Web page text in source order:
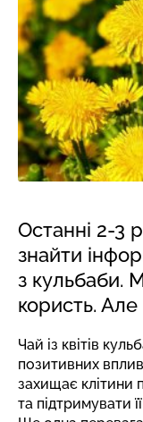
Останні 2-3
знайти
з кульбаби.
користь. Але
Чай із квітів
позитивних
захищає клітини
та підтримувати